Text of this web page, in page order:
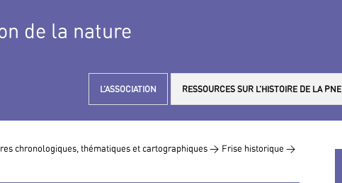
de la nature
L’ASSOCIATION RESSOURCES SUR L’HISTOIRE DE LA PNE
chronologiques, thématiques et cartographiques > Frise historique >